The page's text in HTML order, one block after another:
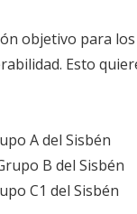
objetivo para
Esto
A del Sisbén
B del Sisbén
C1 del Sisbén